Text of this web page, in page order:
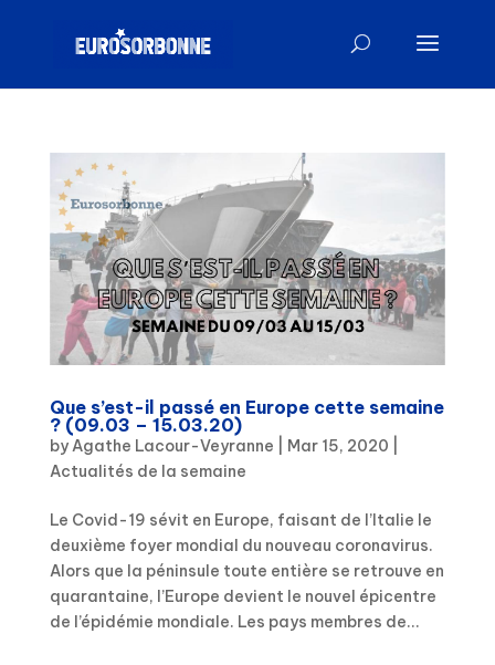
Que s’est-il passé en Europe cette semaine
? (09.03 – 15.03.20)
byAgathe Lacour-Veyranne Mar 15, 2020
Actualités de la semaine
Le Covid-19 sévit en Europe, faisant de l’Italie le
deuxième foyer mondial du nouveau coronavirus.
Alors que la péninsule toute entière se retrouve en
quarantaine, l’Europe devient le nouvel épicentre
de l’épidémie mondiale. Les pays membres de...